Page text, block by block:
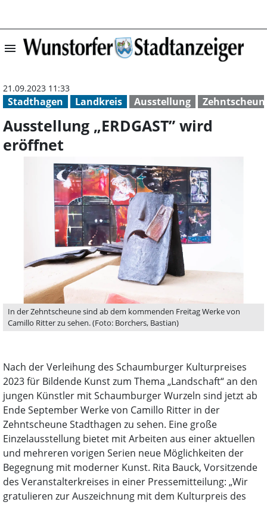
menu Ausstellung
Stadthagen Landkreis Ausstellung
21.09.2023 11:33
Ausstellung „ERDGAST” wird
eröffnet
In der Zehntscheune sind ab dem kommenden Freitag Werke von
Camillo Ritter zu sehen. (Foto: Borchers, Bastian)
Nach der Verleihung des Schaumburger Kulturpreises
2023 für Bildende Kunst zum Thema „Landschaft“ an den
jungen Künstler mit Schaumburger Wurzeln sind jetzt ab
Ende September Werke von Camillo Ritter in der
Zehntscheune Stadthagen zu sehen. Eine große
Einzelausstellung bietet mit Arbeiten aus einer aktuellen
und mehreren vorigen Serien neue Möglichkeiten der
Begegnung mit moderner Kunst. Rita Bauck, Vorsitzende
des Veranstalterkreises in einer Pressemitteilung: „Wir
gratulieren zur Auszeichnung mit dem Kulturpreis des